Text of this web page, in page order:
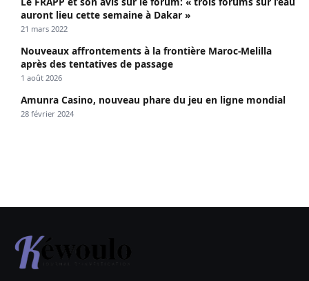
auront lieu cette semaine à Dakar »
21 mars 2022
Nouveaux affrontements à la frontière Maroc-Melilla
après des tentatives de passage
1 août 2026
Amunra Casino, nouveau phare du jeu en ligne mondial
28 février 2024